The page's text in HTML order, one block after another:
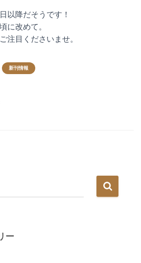
以降だそうです！
に改めて。
注目くださいませ。
新刊情報
ー